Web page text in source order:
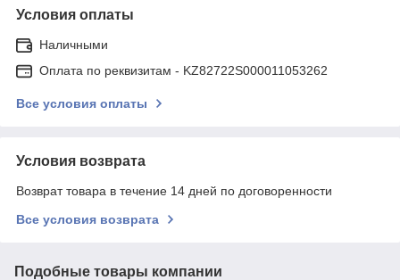
Условия оплаты
Наличными
Оплата по реквизитам - KZ82722S000011053262
Все условия оплаты
Условия возврата
Возврат товара в течение 14 дней по договоренности
Все условия возврата
Подобные товары компании